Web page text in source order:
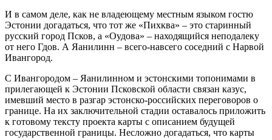
И в самом деле, как не владеющему местным языком гостю
Эстонии догадаться, что тот же «Пихква» – это старинный
русский город Псков, а «Оудова» – находящийся неподалеку
от него Гдов. А Яанилинн – всего-навсего соседний с Нарвой
Ивангород.
С Ивангородом – Яанилинном и эстонскими топонимами в
прилегающей к Эстонии Псковской области связан казус,
имевший место в разгар эстонско-российских переговоров о
границе. На их заключительной стадии оставалось приложить
к готовому тексту проекта карты с описанием будущей
государственной границы. Несложно догадаться, что карты